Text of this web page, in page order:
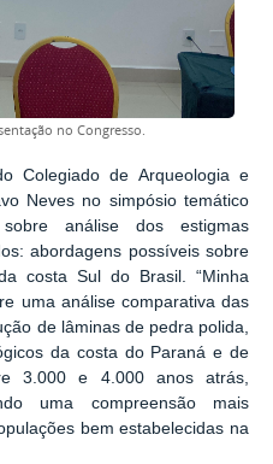
no Congresso.
Colegiado de Arqueologia e
Neves no simpósio temático
sobre análise dos estigmas
abordagens possíveis sobre
costa Sul do Brasil. “Minha
uma análise comparativa das
de lâminas de pedra polida,
da costa do Paraná e de
3.000 e 4.000 anos atrás,
uma compreensão mais
bem estabelecidas na